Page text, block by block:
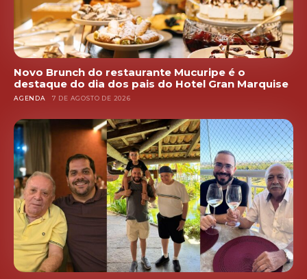
Novo Brunch do restaurante Mucuripe é o
destaque do dia dos pais do Hotel Gran Marquise
AGENDA 7 DE AGOSTO DE 2026